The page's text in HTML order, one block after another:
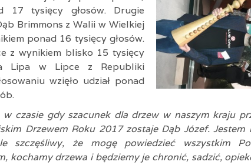
17 tysięcy głosów. Drugie
Brimmons z Walii w Wielkiej
ponad 16 tysięcy głosów.
z wynikiem blisko 15 tysięcy
Lipa w Lipce z Republiki
wzięło udział ponad
w czasie gdy szacunek dla drzew w naszym kraju
Drzewem Roku 2017 zostaje Dąb Józef. Jestem
szczęśliwy, że mogę powiedzieć wszystkim
kochamy drzewa i będziemy je chronić, sadzić,